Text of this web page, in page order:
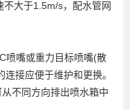
大于1.5m/s，配水管网
嘴或重力目标喷嘴(散
接应便于维护和更换。
不同方向排出喷水箱中